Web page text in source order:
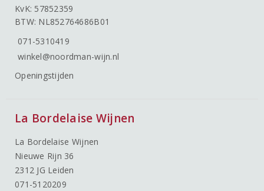
KvK: 57852359
BTW: NL852764686B01
071-5310419
winkel@noordman-wijn.nl
Openingstijden
La Bordelaise Wijnen
La Bordelaise Wijnen
Nieuwe Rijn 36
2312 JG Leiden
071-5120209